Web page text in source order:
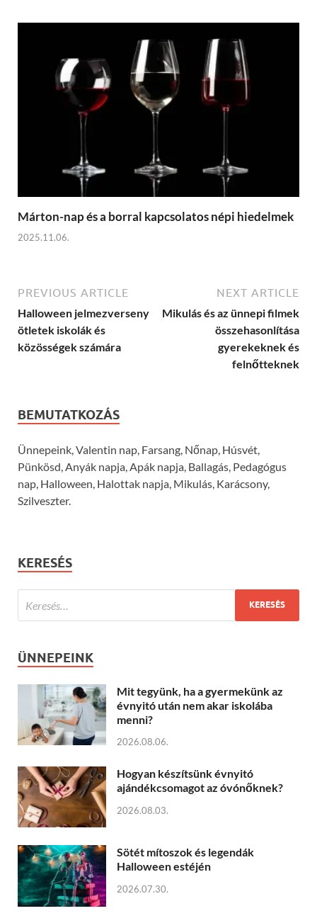
Márton-nap és a borral kapcsolatos népi hiedelmek
2025.11.06.
PREVIOUS ARTICLE
Halloween jelmezverseny
ötletek iskolák és
közösségek számára
NEXT ARTICLE
Mikulás és az ünnepi filmek
összehasonlítása
gyerekeknek és
felnőtteknek
BEMUTATKOZÁS
Ünnepeink, Valentin nap, Farsang, Nőnap, Húsvét,
Pünkösd, Anyák napja, Apák napja, Ballagás, Pedagógus
nap, Halloween, Halottak napja, Mikulás, Karácsony,
Szilveszter.
KERESÉS
ÜNNEPEINK
Mit tegyünk, ha a gyermekünk az
évnyitó után nem akar iskolába
menni?
2026.08.06.
Hogyan készítsünk évnyitó
ajándékcsomagot az óvónőknek?
2026.08.03.
Sötét mítoszok és legendák
Halloween estéjén
2026.07.30.